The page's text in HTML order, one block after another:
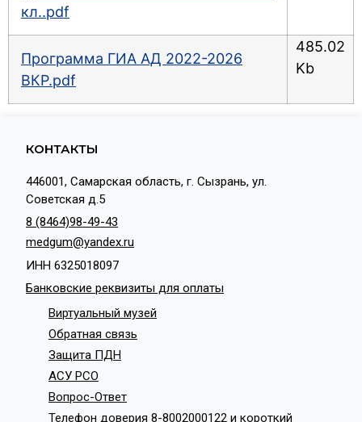
кл..pdf
Программа ГИА АД 2022-2026
ВКР.pdf
485.02
Kb
КОНТАКТЫ
446001, Самарская область, г. Сызрань, ул.
Советская д.5
8 (8464)98-49-43
medgum@yandex.ru
ИНН 6325018097
Банковские реквизиты для оплаты
Виртуальный музей
Обратная связь
Защита ПДН
АСУ РСО
Вопрос-Ответ
Телефон доверия 8-8002000122 и короткий